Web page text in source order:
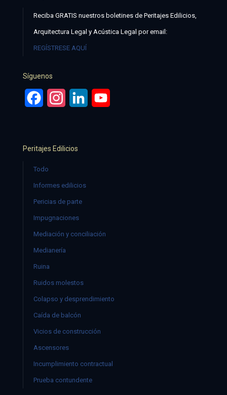
Reciba GRATIS nuestros boletines de Peritajes Edilicios,
Arquitectura Legal y Acústica Legal por email:
REGÍSTRESE AQUÍ
Síguenos
FacebookInstagramLinkedIn
Peritajes Edilicios
Todo
Informes edilicios
Pericias de parte
Impugnaciones
Mediación y conciliación
Medianería
Ruina
Ruidos molestos
Colapso y desprendimiento
Caída de balcón
Vicios de construcción
Ascensores
Incumplimiento contractual
Prueba contundente